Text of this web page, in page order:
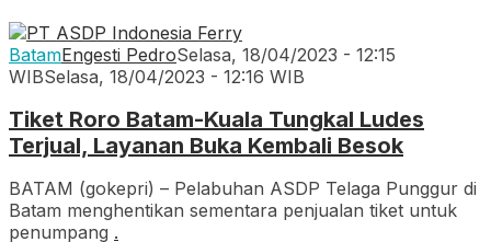
BatamEngesti PedroSelasa, 18/04/2023 - 12:15
WIBSelasa, 18/04/2023 - 12:16 WIB
Tiket Roro Batam-Kuala Tungkal Ludes
Terjual, Layanan Buka Kembali Besok
BATAM (gokepri) – Pelabuhan ASDP Telaga Punggur di
Batam menghentikan sementara penjualan tiket untuk
penumpang .